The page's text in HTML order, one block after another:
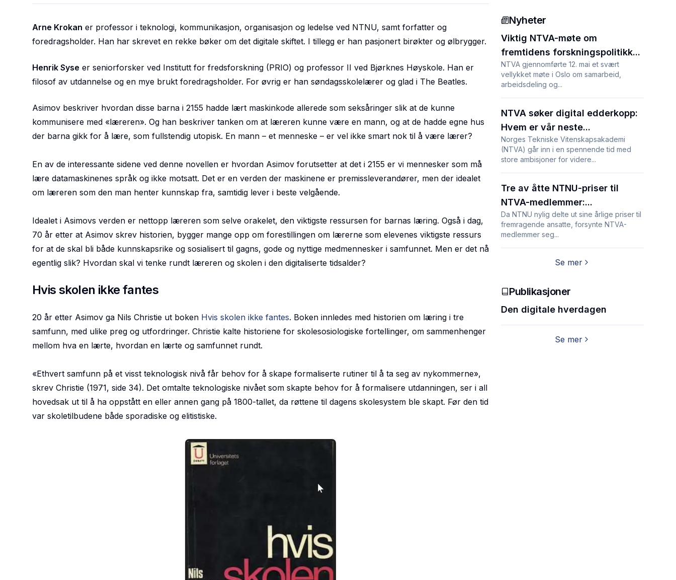
Arne Krokan er professor i teknologi, kommunikasjon, organisasjon og ledelse ved NTNU, samt forfatter og
foredragsholder. Han har skrevet en rekke bøker om det digitale skiftet. I tillegg er han pasjonert birøkter og ølbrygger.
Henrik Syse er seniorforsker ved Institutt for fredsforskning (PRIO) og professor II ved Bjørknes Høyskole. Han er
filosof av utdannelse og en mye brukt foredragsholder. For øvrig er han søndagsskolelærer og glad i The Beatles.
Asimov beskriver hvordan disse barna i 2155 hadde lært maskinkode allerede som seksåringer slik at de kunne
kommunisere med «læreren». Og han beskriver tanken om at læreren kunne være en mann, og at de hadde egne hus
der barna gikk for å lære, som fullstendig utopisk. En mann – et menneske – er vel ikke smart nok til å være lærer?
En av de interessante sidene ved denne novellen er hvordan Asimov forutsetter at det i 2155 er vi mennesker som må
lære datamaskinenes språk og ikke motsatt. Det er en verden der maskinene er premissleverandører, men der idealet
om læreren som den man henter kunnskap fra, samtidig lever i beste velgående.
Idealet i Asimovs verden er nettopp læreren som selve orakelet, den viktigste ressursen for barnas læring. Også i dag,
70 år etter at Asimov skrev historien, bygger mange opp om forestillingen om lærerne som elevenes viktigste ressurs
for at de skal bli både kunnskapsrike og sosialisert til gagns, gode og nyttige medmennesker i samfunnet. Men er det nå
egentlig slik? Hvordan skal vi tenke rundt læreren og skolen i den digitaliserte tidsalder?
Hvis skolen ikke fantes
20 år etter Asimov ga Nils Christie ut boken Hvis skolen ikke fantes. Boken innledes med historien om læring i tre
samfunn, med ulike preg og utfordringer. Christie kalte historiene for skolesosiologiske fortellinger, om sammenhenger
mellom hva en lærte, hvordan en lærte og samfunnet rundt.
«Ethvert samfunn på et visst teknologisk nivå får behov for å skape formaliserte rutiner til å ta seg av nykommerne»,
skrev Christie (1971, side 34). Det omtalte teknologiske nivået som skapte behov for å formalisere utdanningen, ser i all
hovedsak ut til å ha oppstått en eller annen gang på 1800-tallet, da røttene til dagens skolesystem ble skapt. Før den tid
var skoletilbudene både sporadiske og elitistiske.
Nyheter
Viktig NTVA-møte om
fremtidens forskningspolitikk...
NTVA gjennomførte 12. mai et svært
vellykket møte i Oslo om samarbeid,
arbeidsdeling og...
NTVA søker digital edderkopp:
Hvem er vår neste...
Norges Tekniske Vitenskapsakademi
(NTVA) går inn i en spennende tid med
store ambisjoner for videre...
Tre av åtte NTNU-priser til
NTVA-medlemmer:...
Da NTNU nylig delte ut sine årlige priser til
fremragende ansatte, forsynte NTVA-
medlemmer seg...
Se mer
Publikasjoner
Den digitale hverdagen
Se mer